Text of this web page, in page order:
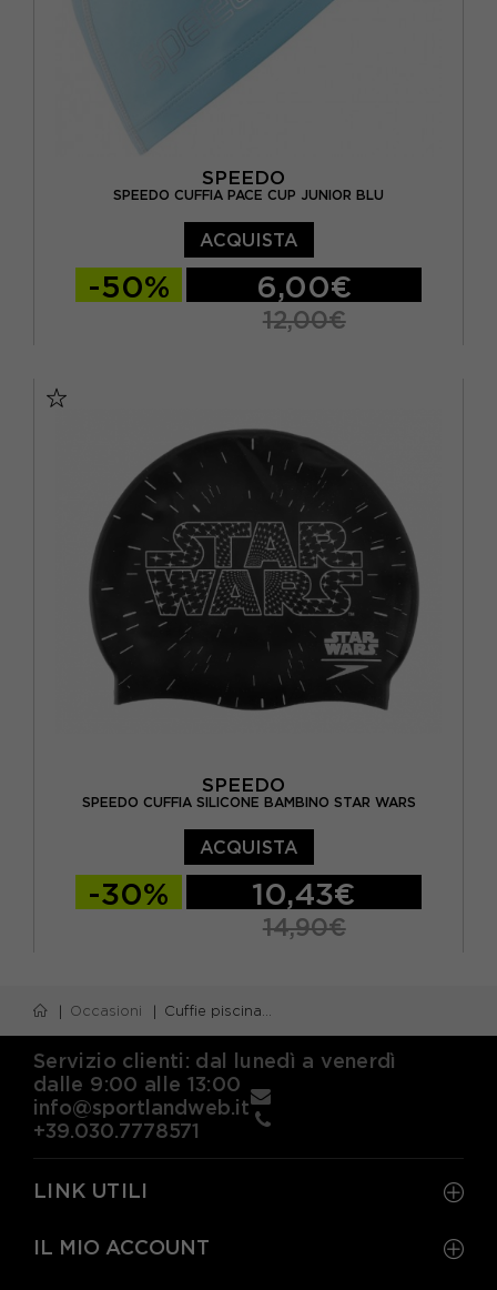
SPEEDO
SPEEDO CUFFIA PACE CUP JUNIOR BLU
ACQUISTA
-50% 6,00€
12,00€
SPEEDO
SPEEDO CUFFIA SILICONE BAMBINO STAR WARS
ACQUISTA
-30% 10,43€
14,90€
Occasioni Cuffie piscina bambino
Servizio clienti: dal lunedì a venerdì
dalle 9:00 alle 13:00
info@sportlandweb.it
+39.030.7778571
LINK UTILI
IL MIO ACCOUNT